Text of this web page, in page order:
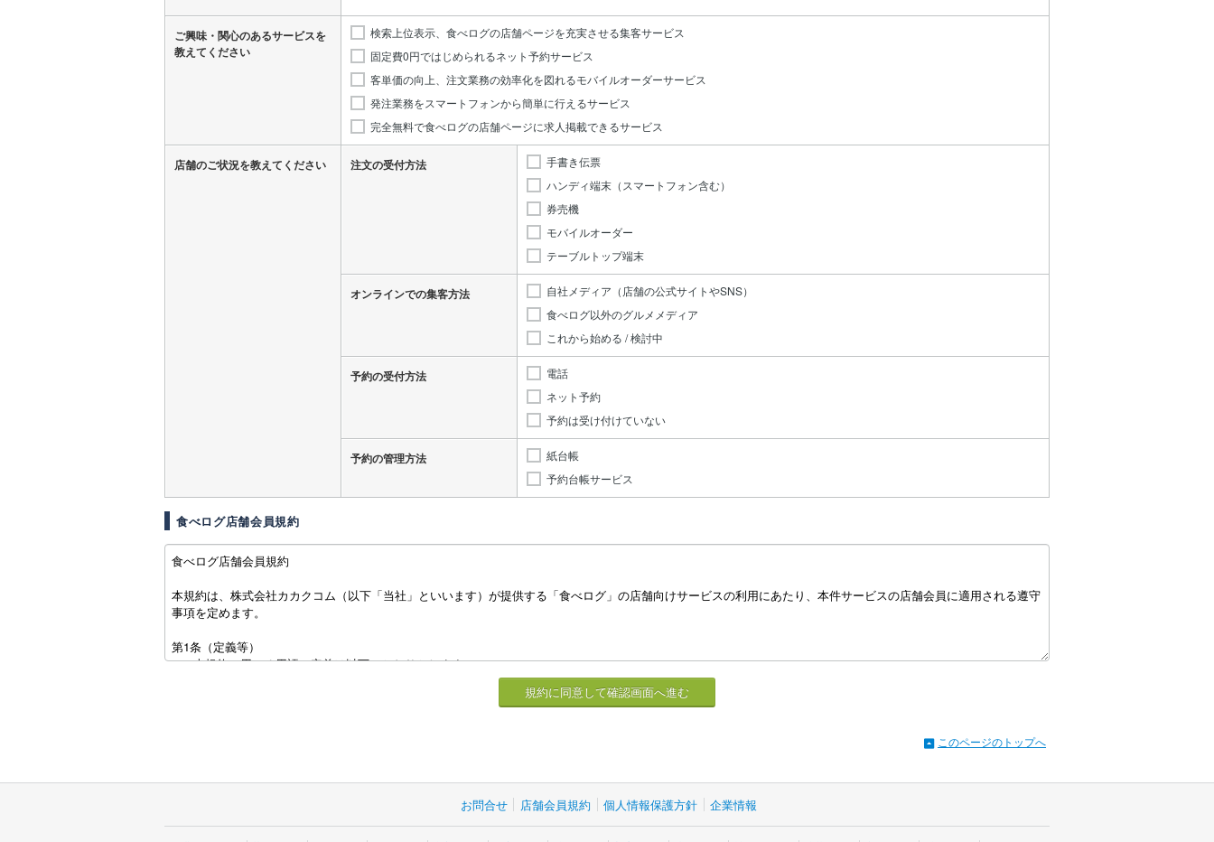
ご興味・関心のあるサービスを
教えてください
検索上位表示、食べログの店舗ページを充実させる集客サービス
固定費0円ではじめられるネット予約サービス
客単価の向上、注文業務の効率化を図れるモバイルオーダーサービス
発注業務をスマートフォンから簡単に行えるサービス
完全無料で食べログの店舗ページに求人掲載できるサービス
店舗のご状況を教えてください 注文の受付方法
手書き伝票
ハンディ端末（スマートフォン含む）
券売機
モバイルオーダー
テーブルトップ端末
オンラインでの集客方法
自社メディア（店舗の公式サイトやSNS）
食べログ以外のグルメメディア
これから始める / 検討中
予約の受付方法
電話
ネット予約
予約は受け付けていない
予約の管理方法
紙台帳
予約台帳サービス
食べログ店舗会員規約
このページのトップへ
お問合せ 店舗会員規約 個人情報保護方針 企業情報